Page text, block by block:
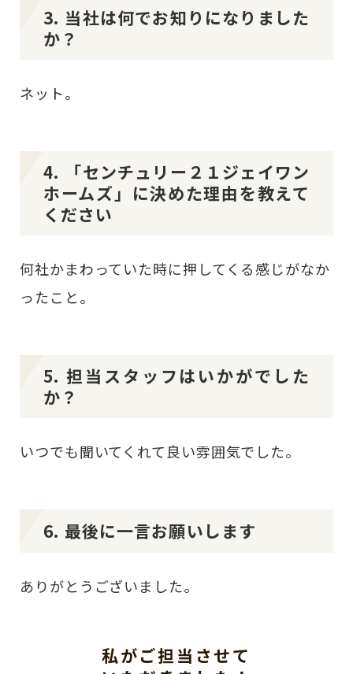
3. 当社は何でお知りになりました
か？
ネット。
4. 「センチュリー２１ジェイワン
ホームズ」に決めた理由を教えて
ください
何社かまわっていた時に押してくる感じがなか
ったこと。
5. 担当スタッフはいかがでした
か？
いつでも聞いてくれて良い雰囲気でした。
6. 最後に一言お願いします
ありがとうございました。
私がご担当させて